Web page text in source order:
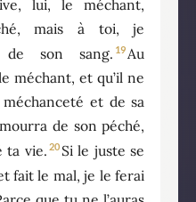
lui, le méchant,
mais à toi, je
de son sang. 19Au
méchant, et qu’il ne
et de sa
de son péché,
ta vie. 20 Si le juste se
fait le mal, je le ferai